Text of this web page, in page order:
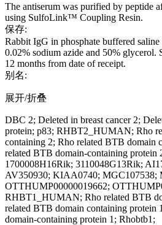
The antiserum was purified by peptide
using SulfoLink™ Coupling Resin.
保存:
Rabbit IgG in phosphate buffered
0.02% sodium azide and 50% glycerol.
12 months from date of receipt.
别名:
展开/折叠
DBC 2; Deleted in breast cancer 2;
protein; p83; RHBT2_HUMAN; Rho
containing 2; Rho related BTB domain
related BTB domain-containing
1700008H16Rik; 3110048G13Rik;
AV350930; KIAA0740; MGC107538;
OTTHUMP00000019662;
RHBT1_HUMAN; Rho related BTB
related BTB domain containing protein
domain-containing protein 1; Rhobtb1;